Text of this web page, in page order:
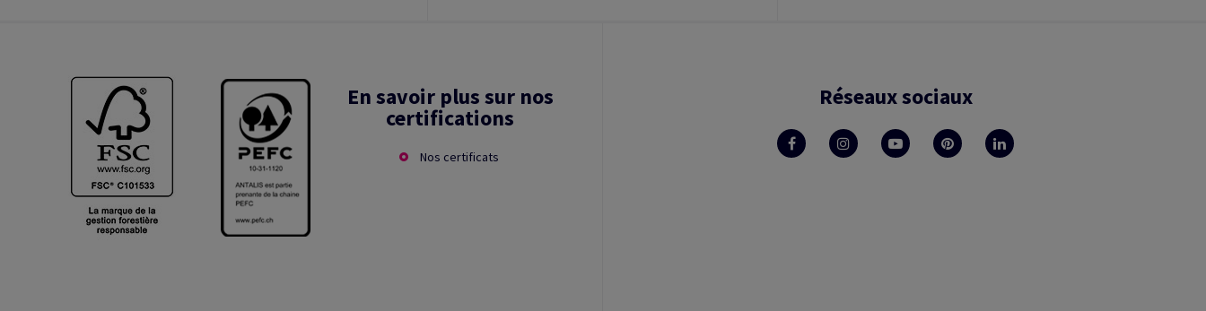
En savoir plus sur nos
certifications
Nos certificats
Réseaux sociaux